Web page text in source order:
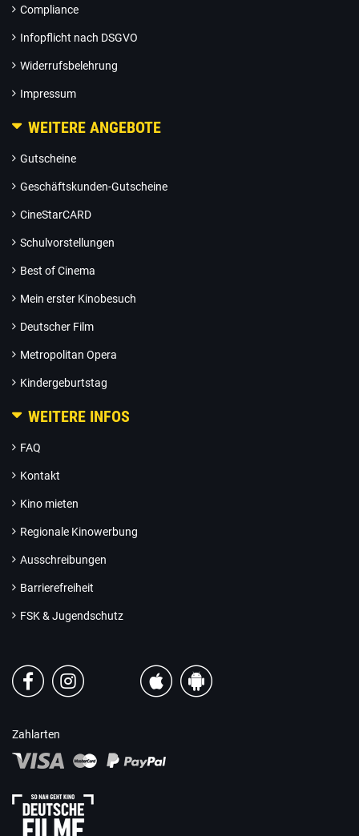
Compliance
Infopflicht nach DSGVO
Widerrufsbelehrung
Impressum
WEITERE ANGEBOTE
Gutscheine
Geschäftskunden-Gutscheine
CineStarCARD
Schulvorstellungen
Best of Cinema
Mein erster Kinobesuch
Deutscher Film
Metropolitan Opera
Kindergeburtstag
WEITERE INFOS
FAQ
Kontakt
Kino mieten
Regionale Kinowerbung
Ausschreibungen
Barrierefreiheit
FSK & Jugendschutz
Zahlarten